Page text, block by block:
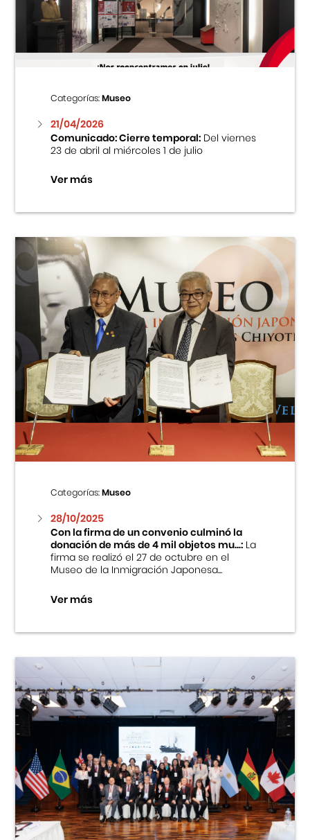
Centro Cultural Peruano Japonés
Museo de la Inmigración Japonesa
Fondo Editorial
Teatro Peruano Japonés
Categorías:Museo
21/04/2026
Comunicado: Cierre temporal:Del viernes
23 de abril al miércoles 1 de julio
Ver más
Categorías:Museo
28/10/2025
Con la firma de un convenio culminó la
donación de más de 4 mil objetos mu...:La
firma se realizó el 27 de octubre en el
Museo de la Inmigración Japonesa...
Ver más